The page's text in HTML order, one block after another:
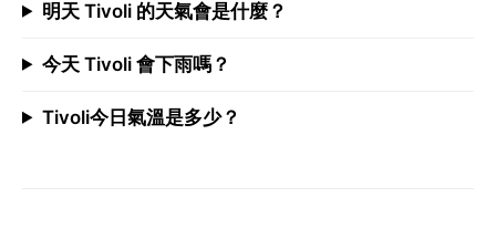
明天 Tivoli 的天氣會是什麼？
今天 Tivoli 會下雨嗎？
Tivoli今日氣溫是多少？